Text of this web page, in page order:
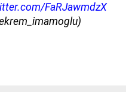
FaRJawmdzX